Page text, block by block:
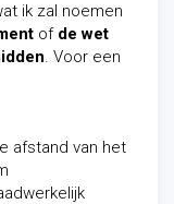
ik zal noemen
of de wet
. Voor een
afstand van het